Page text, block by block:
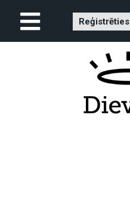
Reģistrēties